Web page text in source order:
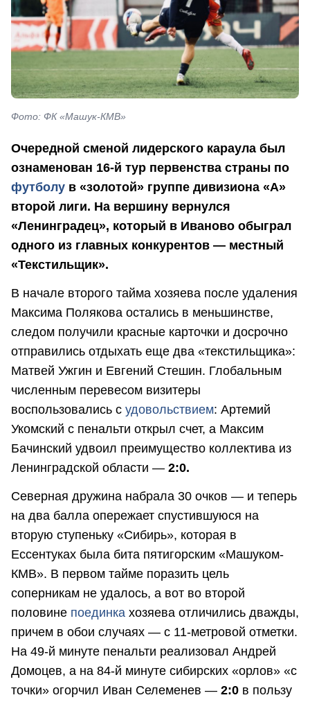
Фото: ФК «Машук-КМВ»
Очередной сменой лидерского караула был
ознаменован 16-й тур первенства страны по
футболу в «золотой» группе дивизиона «А»
второй лиги. На вершину вернулся
«Ленинградец», который в Иваново обыграл
одного из главных конкурентов — местный
«Текстильщик».
В начале второго тайма хозяева после удаления
Максима Полякова остались в меньшинстве,
следом получили красные карточки и досрочно
отправились отдыхать еще два «текстильщика»:
Матвей Ужгин и Евгений Стешин. Глобальным
численным перевесом визитеры
воспользовались с удовольствием: Артемий
Укомский с пенальти открыл счет, а Максим
Бачинский удвоил преимущество коллектива из
Ленинградской области — 2:0.
Северная дружина набрала 30 очков — и теперь
на два балла опережает спустившуюся на
вторую ступеньку «Сибирь», которая в
Ессентуках была бита пятигорским «Машуком-
КМВ». В первом тайме поразить цель
соперникам не удалось, а вот во второй
половине поединка хозяева отличились дважды,
причем в обои случаях — с 11-метровой отметки.
На 49-й минуте пенальти реализовал Андрей
Домоцев, а на 84-й минуте сибирских «орлов» «с
точки» огорчил Иван Селеменев — 2:0 в пользу